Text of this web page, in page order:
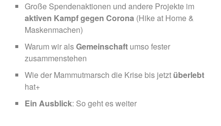
Große Spendenaktionen und andere Projekte im
aktiven Kampf gegen Corona (Hike at Home &
Maskenmachen)
Warum wir alsGemeinschaft umso fester
zusammenstehen
Wie der Mammutmarsch die Krise bis jetzt überlebt
hat+
Ein Ausblick: So geht es weiter